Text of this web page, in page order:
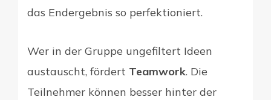
das Endergebnis so perfektioniert.
Wer in der Gruppe ungefiltert Ideen
austauscht, fördert Teamwork. Die
Teilnehmer können besser hinter der